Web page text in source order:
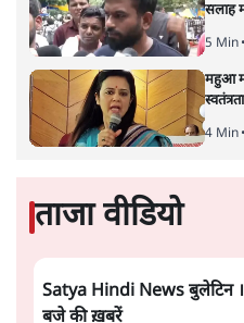
सुरेखा सीकरी (1945-2021)
अभिनेत्री थीं और ऐसा हुआ
जिसमें उन्होंने कल्याणी सिंह उर्फ
सुरेखा सीकरी(1945-2021) घर-
अभिनेत्री थीं और ऐसा हुआ
था। लगभग आठ साल तक